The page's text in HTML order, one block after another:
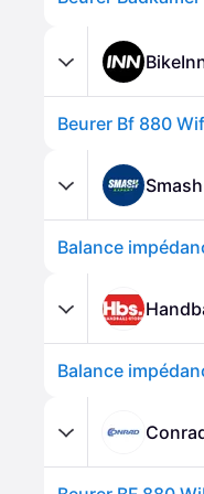
Beurer Bf 880
Balance
Balance